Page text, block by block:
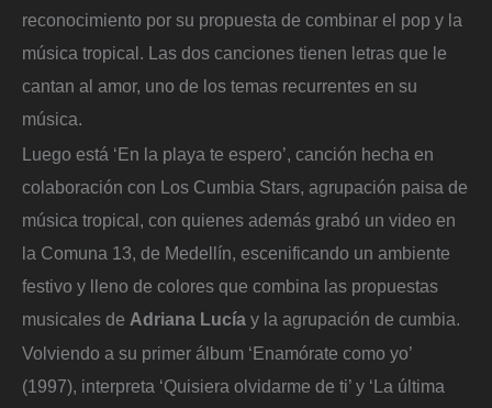
reconocimiento por su propuesta de combinar el pop y la
música tropical. Las dos canciones tienen letras que le
cantan al amor, uno de los temas recurrentes en su
música.
Luego está ‘En la playa te espero’, canción hecha en
colaboración con Los Cumbia Stars, agrupación paisa de
música tropical, con quienes además grabó un video en
la Comuna 13, de Medellín, escenificando un ambiente
festivo y lleno de colores que combina las propuestas
musicales de Adriana Lucía y la agrupación de cumbia.
Volviendo a su primer álbum ‘Enamórate como yo’
(1997), interpreta ‘Quisiera olvidarme de ti’ y ‘La última